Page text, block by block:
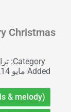
Christmas
Category:
Added مايو 14, 2022
& melody)